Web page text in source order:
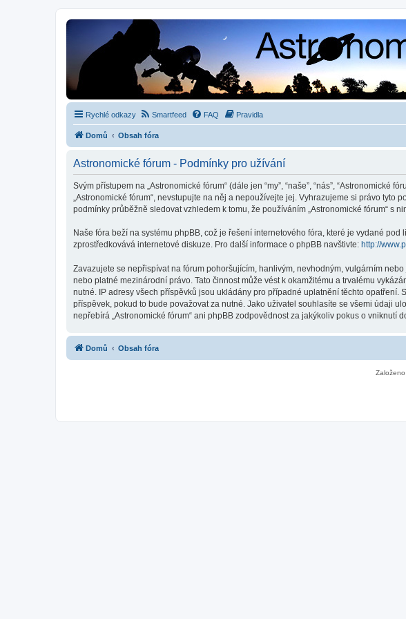
Rychlé odkazy Smartfeed FAQ Pravidla
Domů Obsah fóra
Astronomické fórum - Podmínky pro užívání
Svým přístupem na „Astronomické fórum“ (dále jen “my”, “naše”, “nás”,
„Astronomické fórum“, nevstupujte na něj a nepoužívejte jej. Vyhrazujeme si právo
podmínky průběžně sledovat vzhledem k tomu, že používáním „Astronomické fórum“ s
Naše fóra beží na systému phpBB, což je řešení internetového fóra, které je vydané pod
zprostředkovává internetové diskuze. Pro další informace o phpBB navštivte: http://
Zavazujete se nepřispívat na fórum pohoršujícím, hanlivým, nevhodným, vulgárním
nebo platné mezinárodní právo. Tato činnost může vést k okamžitému a trvalému
nutné. IP adresy všech příspěvků jsou ukládány pro případné uplatnění těchto opatření.
příspěvek, pokud to bude považovat za nutné. Jako uživatel souhlasíte se všemi údaji
nepřebírá „Astronomické fórum“ ani phpBB zodpovědnost za jakýkoliv pokus o vniknutí
Domů Obsah fóra